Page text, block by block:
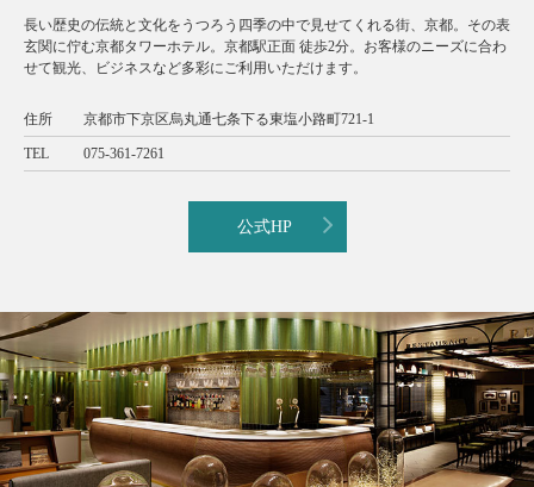
長い歴史の伝統と文化をうつろう四季の中で見せてくれる街、京都。その表
玄関に佇む京都タワーホテル。京都駅正面 徒歩2分。お客様のニーズに合わ
せて観光、ビジネスなど多彩にご利用いただけます。
住所 京都市下京区烏丸通七条下る東塩小路町721-1
TEL 075-361-7261
公式HP